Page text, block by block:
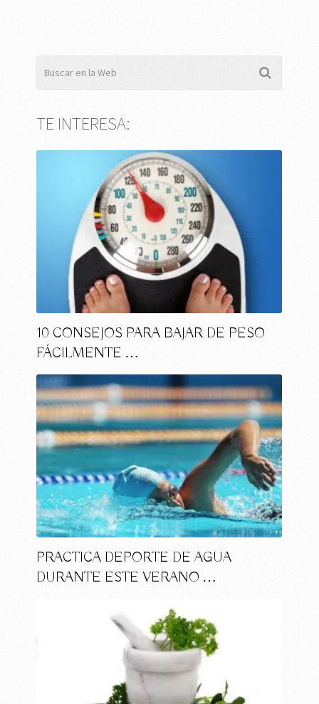
TE INTERESA:
10 CONSEJOS PARA BAJAR DE PESO
FÁCILMENTE …
PRACTICA DEPORTE DE AGUA
DURANTE ESTE VERANO …